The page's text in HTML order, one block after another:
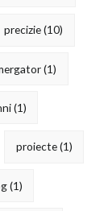
precizie(10)
(1)
(1)
proiecte(1)
(1)